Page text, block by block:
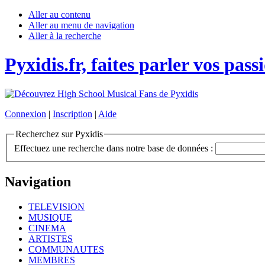
Aller au contenu
Aller au menu de navigation
Aller à la recherche
Pyxidis.fr, faites parler vos
Connexion | Inscription | Aide
Recherchez sur Pyxidis
Effectuez une recherche dans notre base de données :
Navigation
TELEVISION
MUSIQUE
CINEMA
ARTISTES
COMMUNAUTES
MEMBRES